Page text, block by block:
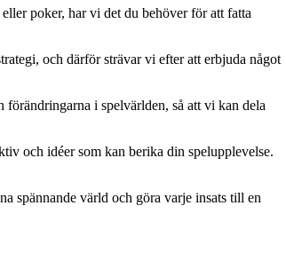
poker, har vi det du behöver för att fatta
och därför strävar vi efter att erbjuda något
förändringarna i spelvärlden, så att vi kan dela
och idéer som kan berika din spelupplevelse.
spännande värld och göra varje insats till en